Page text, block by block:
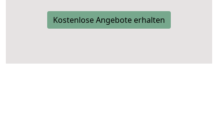
Kostenlose Angebote erhalten